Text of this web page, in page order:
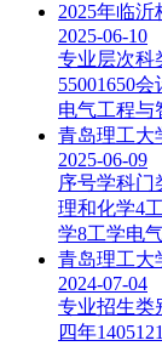
2025年临
2025-06-10
专业层次科
55001650
电气工程与
青岛理工大
2025-06-09
序号学科门
理和化学4
学8工学电
青岛理工大
2024-07-04
专业招生类
四年